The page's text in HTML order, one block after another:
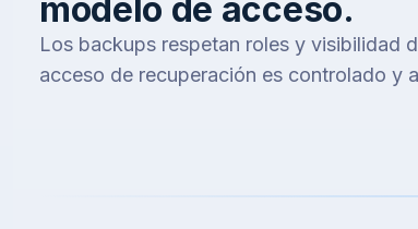
modelo de acceso.
Los backups respetan roles y visibilidad
acceso de recuperación es controlado y